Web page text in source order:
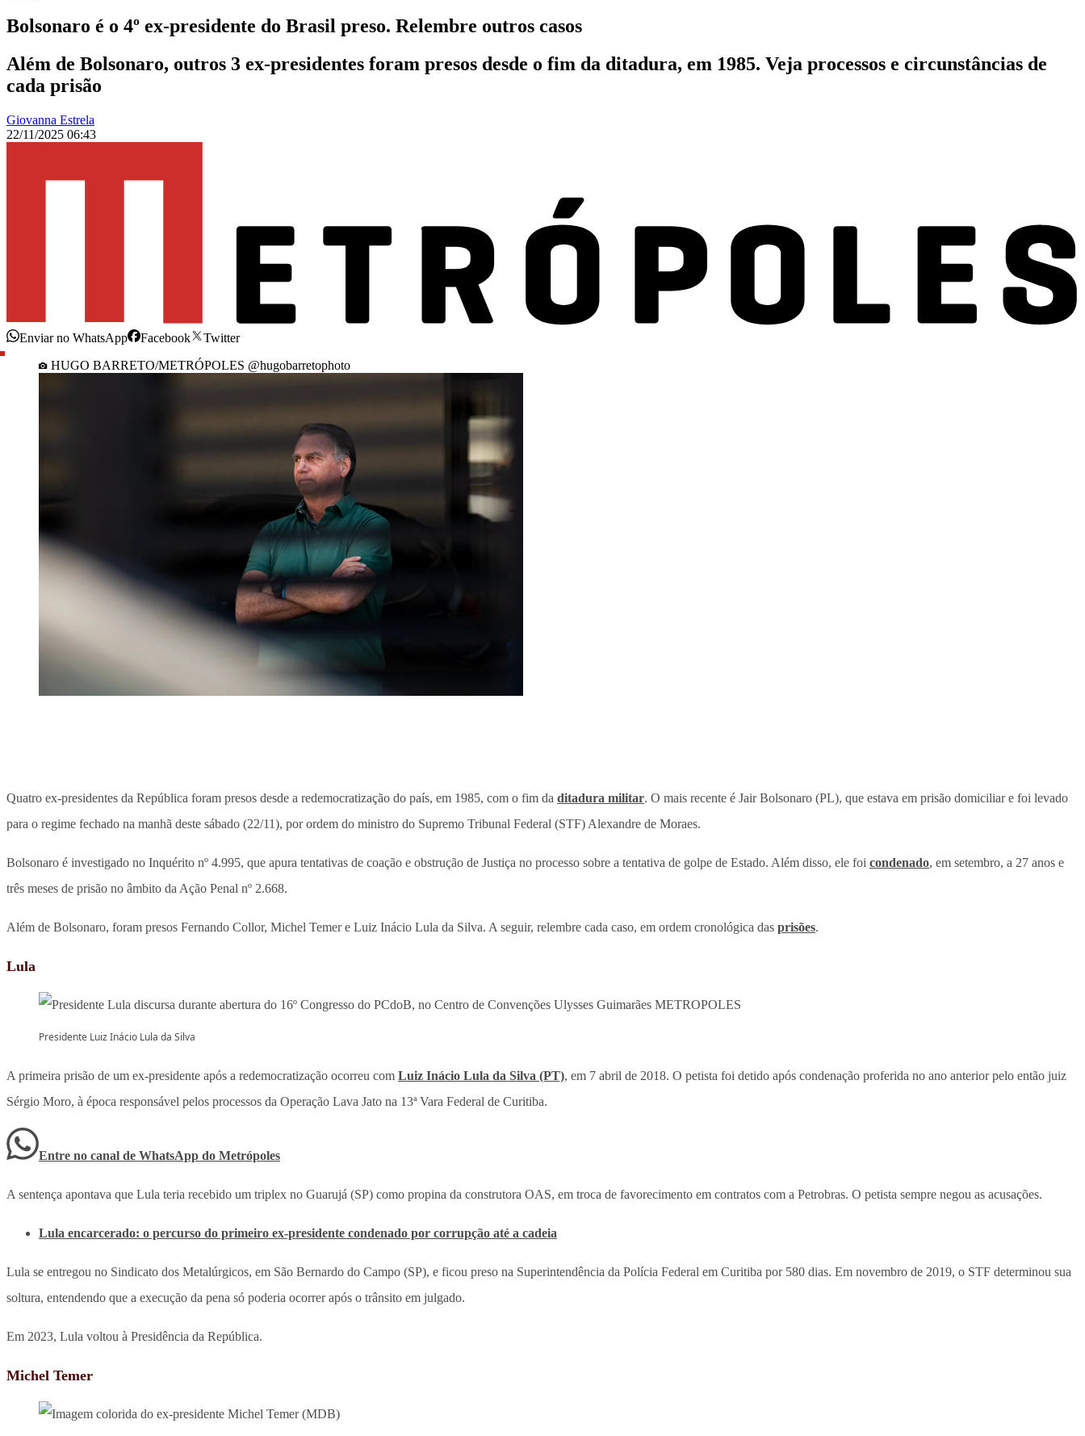
Bolsonaro é o 4º ex-presidente do Brasil preso. Relembre outros casos
Além de Bolsonaro, outros 3 ex-presidentes foram presos desde o fim da ditadura, em 1985. Veja processos e circunstâncias de
cada prisão
Giovanna Estrela
22/11/2025 06:43
Enviar no WhatsApp Facebook
Twitter
HUGO BARRETO/METRÓPOLES @hugobarretophoto
Quatro ex-presidentes da República foram presos desde a redemocratização do país, em 1985, com o fim da ditadura militar. O mais recente é Jair Bolsonaro (PL), que estava em prisão domiciliar e foi levado
para o regime fechado na manhã deste sábado (22/11), por ordem do ministro do Supremo Tribunal Federal (STF) Alexandre de Moraes.
Bolsonaro é investigado no Inquérito nº 4.995, que apura tentativas de coação e obstrução de Justiça no processo sobre a tentativa de golpe de Estado. Além disso, ele foi condenado, em setembro, a 27 anos e
três meses de prisão no âmbito da Ação Penal nº 2.668.
Além de Bolsonaro, foram presos Fernando Collor, Michel Temer e Luiz Inácio Lula da Silva. A seguir, relembre cada caso, em ordem cronológica das prisões.
Lula
Presidente Luiz Inácio Lula da Silva
A primeira prisão de um ex-presidente após a redemocratização ocorreu com Luiz Inácio Lula da Silva (PT), em 7 abril de 2018. O petista foi detido após condenação proferida no ano anterior pelo então juiz
Sérgio Moro, à época responsável pelos processos da Operação Lava Jato na 13ª Vara Federal de Curitiba.
Entre no canal de WhatsApp do Metrópoles
A sentença apontava que Lula teria recebido um triplex no Guarujá (SP) como propina da construtora OAS, em troca de favorecimento em contratos com a Petrobras. O petista sempre negou as acusações.
Lula encarcerado: o percurso do primeiro ex-presidente condenado por corrupção até a cadeia
Lula se entregou no Sindicato dos Metalúrgicos, em São Bernardo do Campo (SP), e ficou preso na Superintendência da Polícia Federal em Curitiba por 580 dias. Em novembro de 2019, o STF determinou sua
soltura, entendendo que a execução da pena só poderia ocorrer após o trânsito em julgado.
Em 2023, Lula voltou à Presidência da República.
Michel Temer